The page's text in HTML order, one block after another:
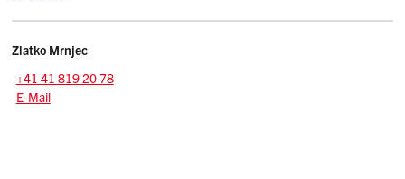
Zlatko Mrnjec
Zentrale:
+41 41 819 20 78
E-Mail: zlatko.mrnjec
E-Mail